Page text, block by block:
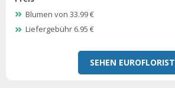
Blumen von 33.99 €
Liefergebühr 6.95 €
SEHEN EUROFLORIST